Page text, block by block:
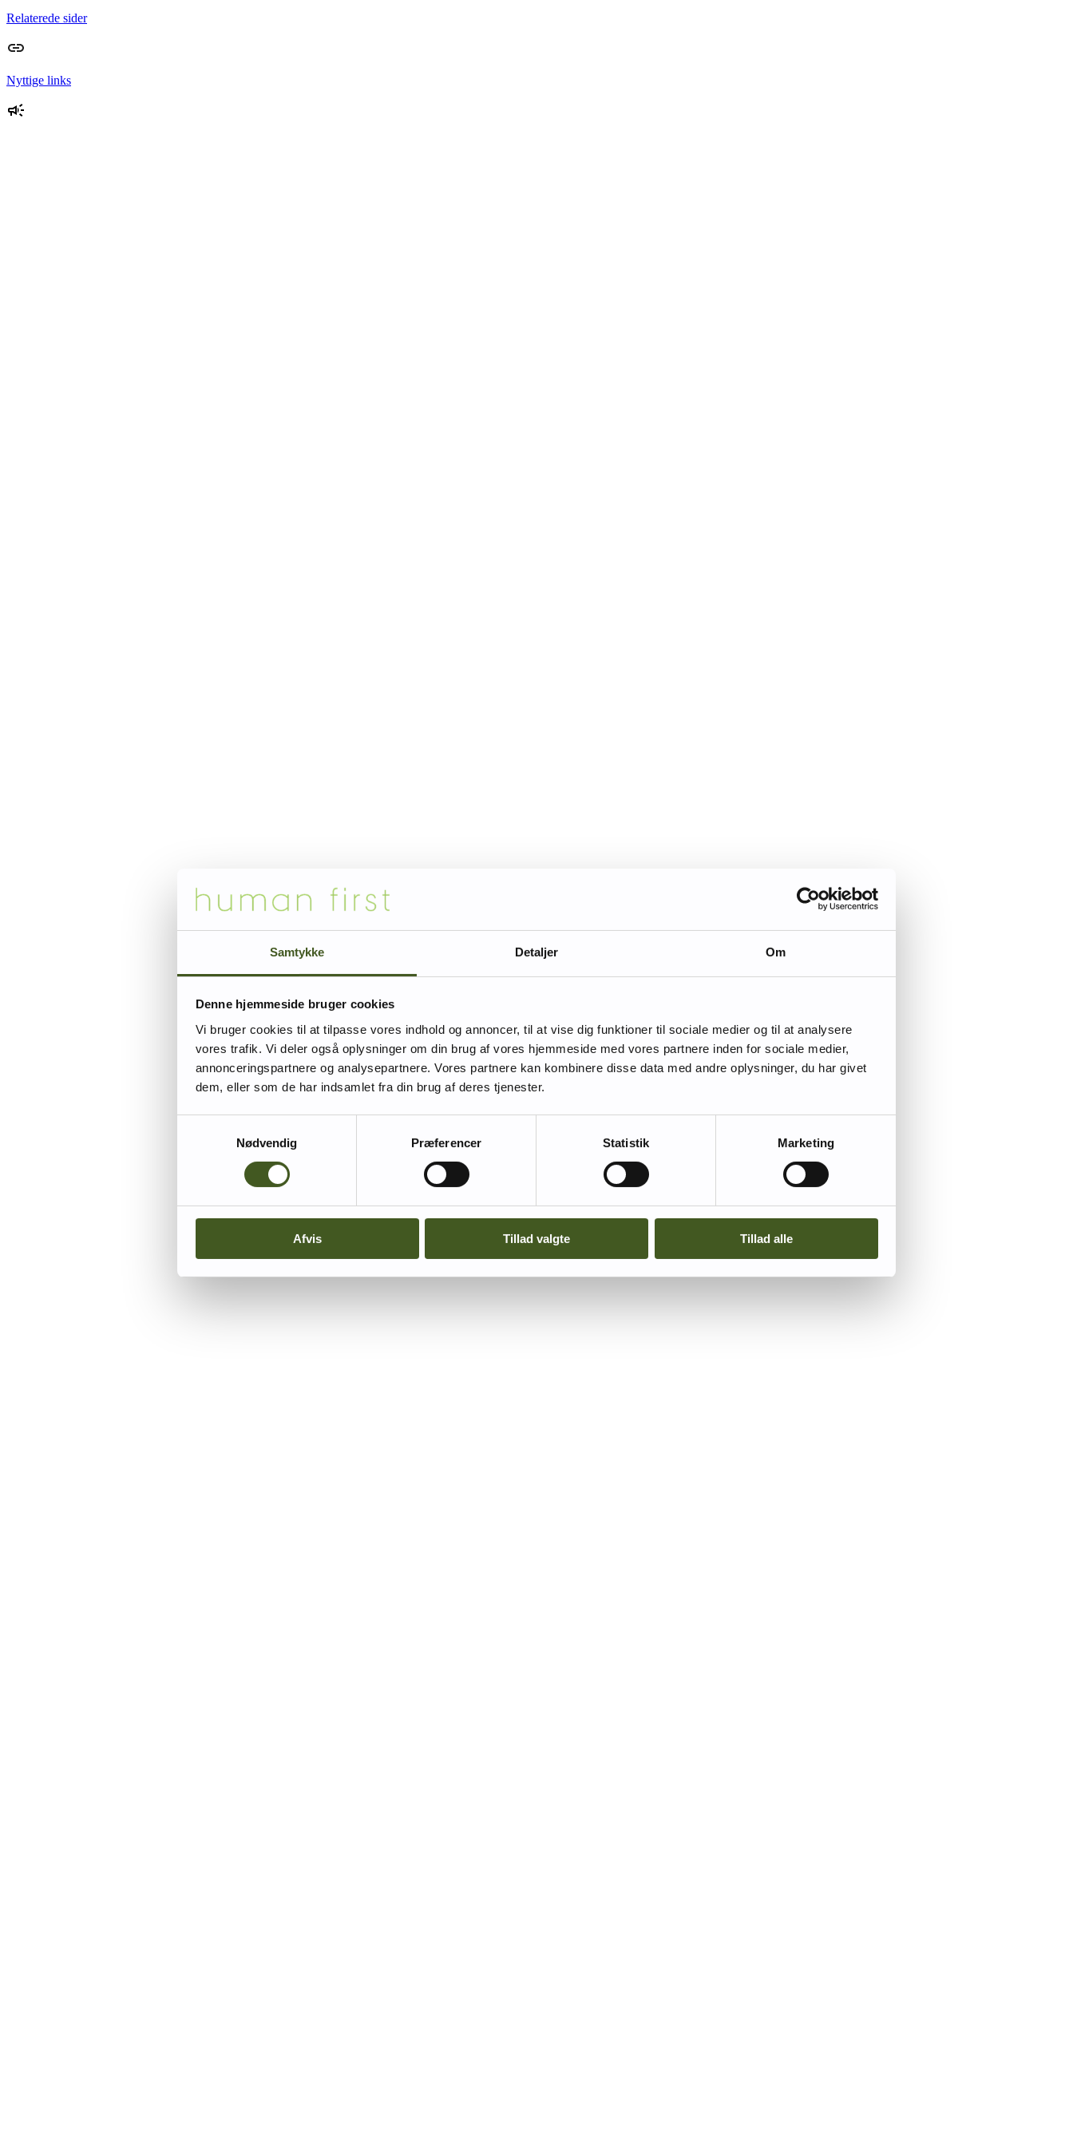
Samtykke Detaljer Om
Denne hjemmeside bruger cookies
Vi bruger cookies til at tilpasse vores indhold og annoncer, til at vise dig funktioner til sociale medier og til at analysere
vores trafik. Vi deler også oplysninger om din brug af vores hjemmeside med vores partnere inden for sociale medier,
annonceringspartnere og analysepartnere. Vores partnere kan kombinere disse data med andre oplysninger, du har givet
dem, eller som de har indsamlet fra din brug af deres tjenester.
Nødvendig
Præferencer Statistik Marketing
Afvis Tillad valgte Tillad alle
Relaterede sider
Nyttige links